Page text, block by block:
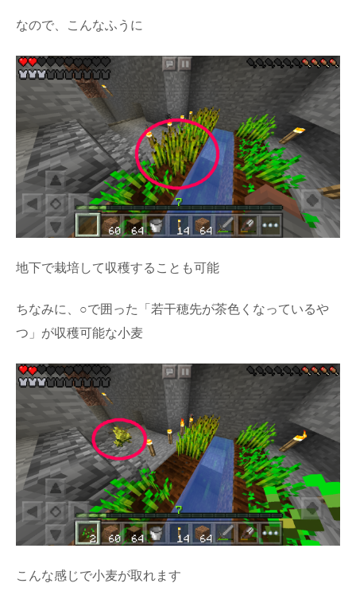
なので、こんなふうに
地下で栽培して収穫することも可能
ちなみに、○で囲った「若干穂先が茶色くなっているや
つ」が収穫可能な小麦
こんな感じで小麦が取れます